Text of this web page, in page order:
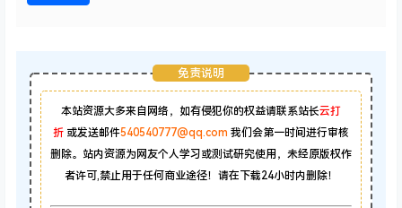
免责说明
本站资源大多来自网络，如有侵犯你的权益请联系站长云打
折 或发送邮件540540777@qq.com 我们会第一时间进行审核
删除。站内资源为网友个人学习或测试研究使用，未经原版权作
者许可,禁止用于任何商业途径！请在下载24小时内删除！